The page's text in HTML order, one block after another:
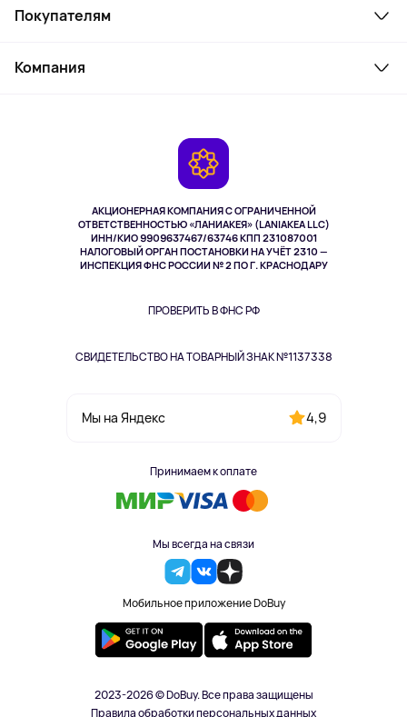
АКЦИОНЕРНАЯ КОМПАНИЯ С ОГРАНИЧЕННОЙ
ОТВЕТСТВЕННОСТЬЮ «ЛАНИАКЕЯ» (LANIAKEA LLC)
ИНН/КИО 9909637467/63746 КПП 231087001
НАЛОГОВЫЙ ОРГАН ПОСТАНОВКИ НА УЧЁТ 2310 —
ИНСПЕКЦИЯ ФНС РОССИИ № 2 ПО Г. КРАСНОДАРУ
ПРОВЕРИТЬ В ФНС РФ
СВИДЕТЕЛЬСТВО НА ТОВАРНЫЙ ЗНАК №1137338
Мы на Яндекс 4,9
Принимаем к оплате
Мы всегда на связи
Мобильное приложение DoBuy
Ноутбуки, мониторы, VR
Косметика и уход
Здоровье питомцев
Одежда и аксессуары
Покупателям
Как заказать
Компания
2023-2026 © DoBuy. Все права защищены
Правила обработки персональных данных